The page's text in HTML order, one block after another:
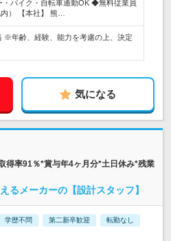
バイク・自転車通勤OK ◆無料従業員
） 【本社】 熊…
※年齢、経験、能力を考慮の上、決定
気になる
得率91％*賞与年4ヶ月分*土日休み*残業
メーカーの【設計スタッフ】
学歴不問 第二新卒歓迎 転勤なし